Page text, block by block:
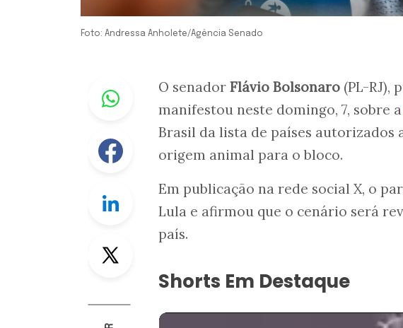
Foto: Andressa Anholete/Agência Senado
Whastapp
Facebook
Linkedin
Twitter
O senador Flávio Bolsonaro (PL-RJ),
manifestou neste domingo, 7, sobre a
Brasil da lista de países
origem animal para o bloco.
Em publicação na rede social X, o
Lula e afirmou que o cenário será
país.
Shorts Em Destaque